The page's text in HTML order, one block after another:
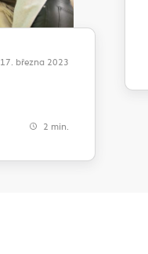
17. března 2023
2 min.